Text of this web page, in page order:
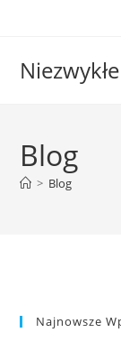
Blog
> Blog
Najnowsze